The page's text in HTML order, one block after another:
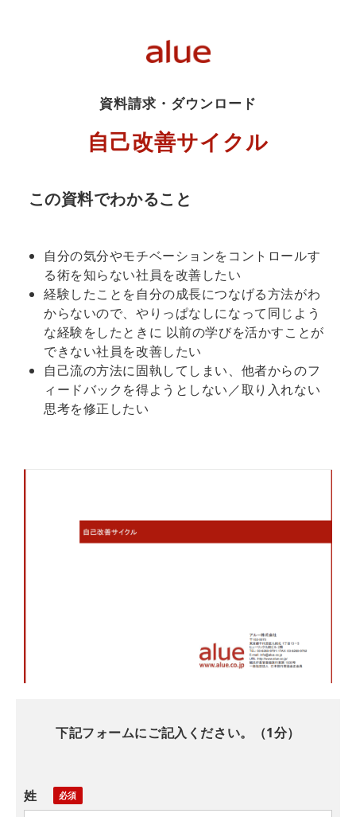
資料請求・ダウンロード
自己改善サイクル
この資料でわかること
自分の気分やモチベーションをコントロールす
る術を知らない社員を改善したい
経験したことを自分の成長につなげる方法がわ
からないので、やりっぱなしになって同じよう
な経験をしたときに 以前の学びを活かすことが
できない社員を改善したい
自己流の方法に固執してしまい、他者からのフ
ィードバックを得ようとしない／取り入れない
思考を修正したい
下記フォームにご記入ください。（1分）
姓